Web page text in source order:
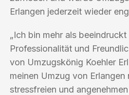
Erlangen jederzeit wieder
„Ich bin mehr als
Professionalität und
von Umzugskönig Koehler
meinen Umzug von Erlangen
stressfreien und